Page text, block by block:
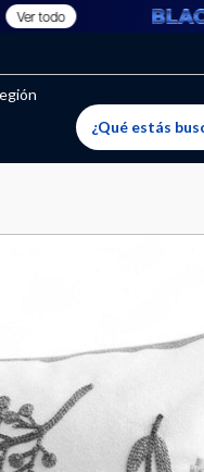
todo
El producto ha
producto ha sido
permitidos, para